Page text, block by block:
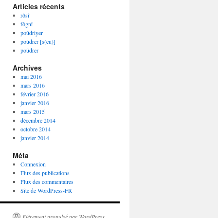
Articles récents
rôsî
fôgnî
poûdriyer
poûdrer [s(eu)]
poûdrer
Archives
mai 2016
mars 2016
février 2016
janvier 2016
mars 2015
décembre 2014
octobre 2014
janvier 2014
Méta
Connexion
Flux des publications
Flux des commentaires
Site de WordPress-FR